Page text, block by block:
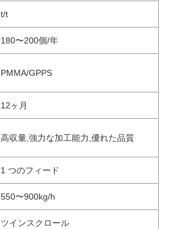
t/t
180〜200個/年
PMMA/GPPS
12ヶ月
高収量,強力な加工能力,優れた品質
1 つのフィード
550〜900kg/h
ツインスクロール